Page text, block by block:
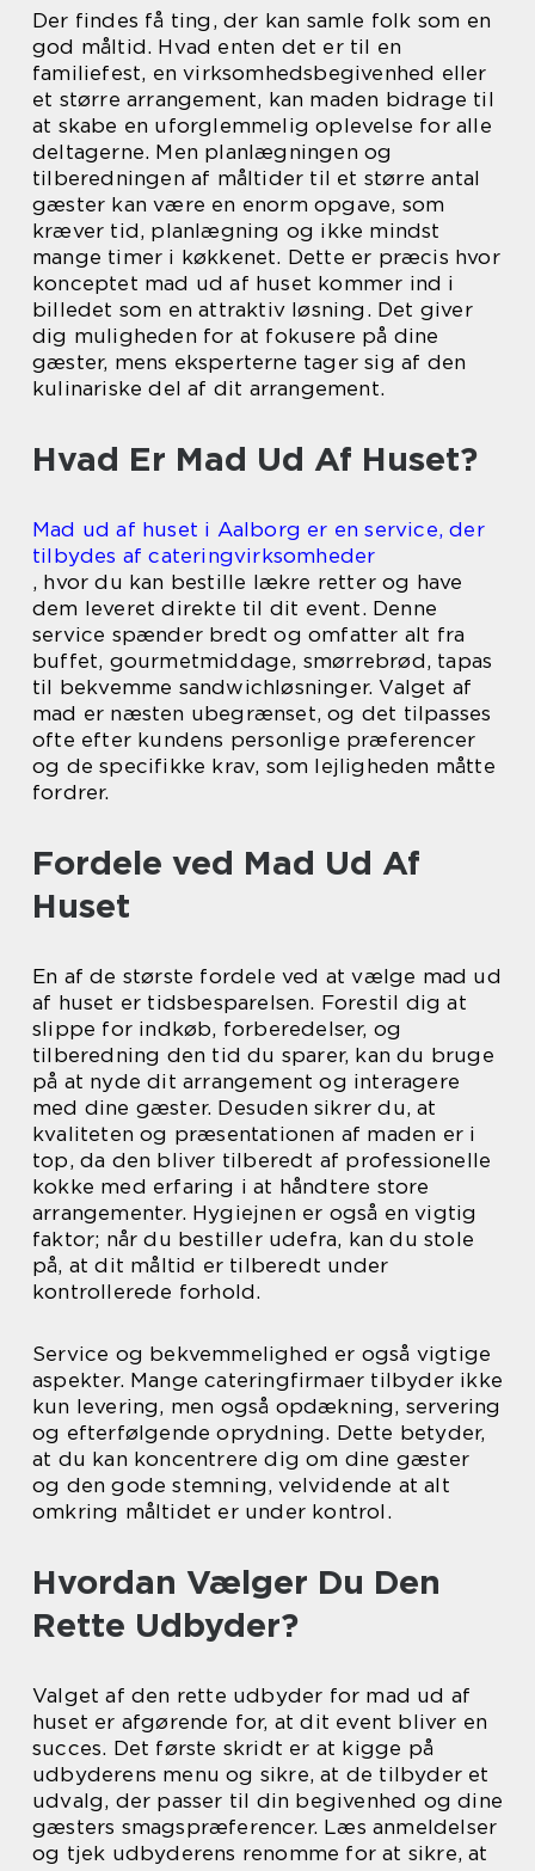
Der findes få ting, der kan samle folk som en
god måltid. Hvad enten det er til en
familiefest, en virksomhedsbegivenhed eller
et større arrangement, kan maden bidrage til
at skabe en uforglemmelig oplevelse for alle
deltagerne. Men planlægningen og
tilberedningen af måltider til et større antal
gæster kan være en enorm opgave, som
kræver tid, planlægning og ikke mindst
mange timer i køkkenet. Dette er præcis hvor
konceptet mad ud af huset kommer ind i
billedet som en attraktiv løsning. Det giver
dig muligheden for at fokusere på dine
gæster, mens eksperterne tager sig af den
kulinariske del af dit arrangement.
Hvad Er Mad Ud Af Huset?
Mad ud af huset i Aalborg er en service, der
tilbydes af cateringvirksomheder
, hvor du kan bestille lækre retter og have
dem leveret direkte til dit event. Denne
service spænder bredt og omfatter alt fra
buffet, gourmetmiddage, smørrebrød, tapas
til bekvemme sandwichløsninger. Valget af
mad er næsten ubegrænset, og det tilpasses
ofte efter kundens personlige præferencer
og de specifikke krav, som lejligheden måtte
fordrer.
Fordele ved Mad Ud Af
Huset
En af de største fordele ved at vælge mad ud
af huset er tidsbesparelsen. Forestil dig at
slippe for indkøb, forberedelser, og
tilberedning den tid du sparer, kan du bruge
på at nyde dit arrangement og interagere
med dine gæster. Desuden sikrer du, at
kvaliteten og præsentationen af maden er i
top, da den bliver tilberedt af professionelle
kokke med erfaring i at håndtere store
arrangementer. Hygiejnen er også en vigtig
faktor; når du bestiller udefra, kan du stole
på, at dit måltid er tilberedt under
kontrollerede forhold.
Service og bekvemmelighed er også vigtige
aspekter. Mange cateringfirmaer tilbyder ikke
kun levering, men også opdækning, servering
og efterfølgende oprydning. Dette betyder,
at du kan koncentrere dig om dine gæster
og den gode stemning, velvidende at alt
omkring måltidet er under kontrol.
Hvordan Vælger Du Den
Rette Udbyder?
Valget af den rette udbyder for mad ud af
huset er afgørende for, at dit event bliver en
succes. Det første skridt er at kigge på
udbyderens menu og sikre, at de tilbyder et
udvalg, der passer til din begivenhed og dine
gæsters smagspræferencer. Læs anmeldelser
og tjek udbyderens renomme for at sikre, at